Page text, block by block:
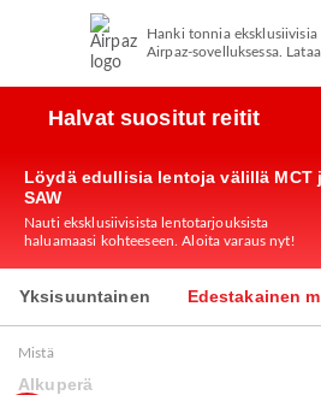
Hanki tonnia eksklusiivisia
Airpaz-sovelluksessa.
Halvat suositut reitit
Löydä edullisia lentoja välillä MCT
SAW
Nauti eksklusiivisista lentotarjouksista
haluamaasi kohteeseen. Aloita varaus nyt!
Yksisuuntainen Edestakainen
Mistä
Alkuperä